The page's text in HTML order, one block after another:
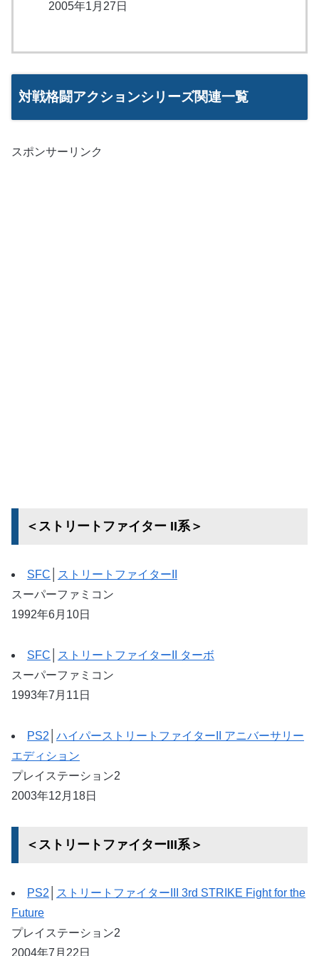
2005年1月27日
対戦格闘アクションシリーズ関連一覧
スポンサーリンク
＜ストリートファイター II系＞
SFC
ストリートファイターII
スーパーファミコン
1992年6月10日
SFC
ストリートファイターII ターボ
スーパーファミコン
1993年7月11日
PS2
ハイパーストリートファイターII アニバーサリー
エディション
プレイステーション2
2003年12月18日
＜ストリートファイターIII系＞
PS2
ストリートファイターIII 3rd STRIKE Fight for the
Future
プレイステーション2
2004年7月22日